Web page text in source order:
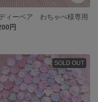
ィーベア わちゃべ様専用
円
SOLD OUT